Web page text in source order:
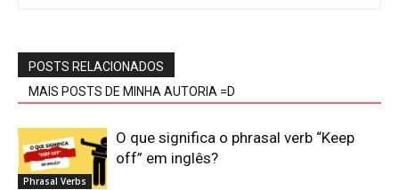
POSTS RELACIONADOS
MAIS POSTS DE MINHA AUTORIA =D
Phrasal Verbs
O que significa o phrasal verb “Keep
off” em inglês?